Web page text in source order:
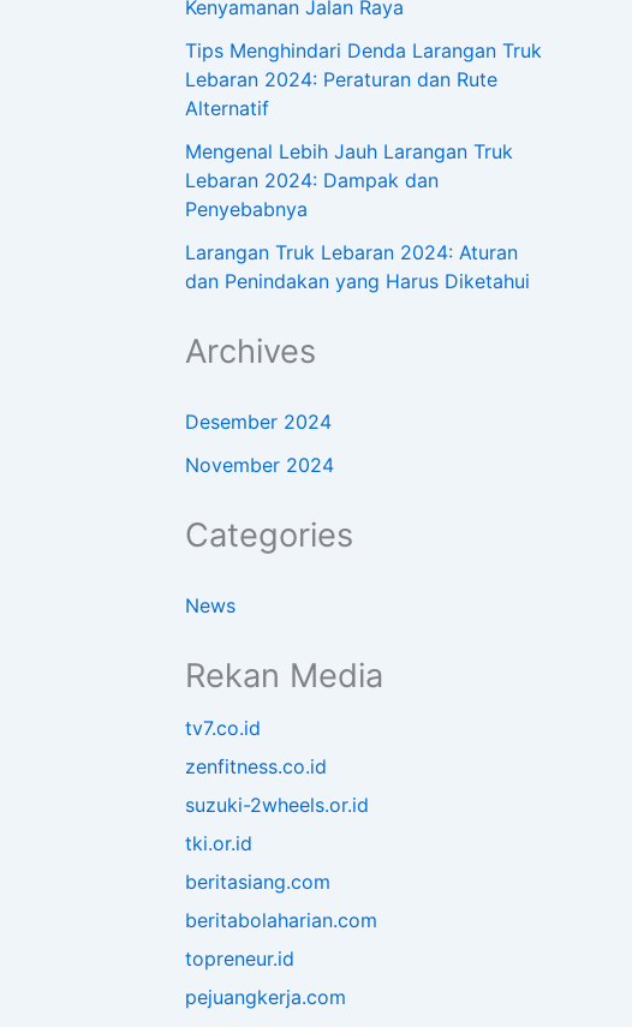
Kenyamanan Jalan Raya
Tips Menghindari Denda Larangan Truk
Lebaran 2024: Peraturan dan Rute
Alternatif
Mengenal Lebih Jauh Larangan Truk
Lebaran 2024: Dampak dan
Penyebabnya
Larangan Truk Lebaran 2024: Aturan
dan Penindakan yang Harus Diketahui
Archives
Desember 2024
November 2024
Categories
News
Rekan Media
tv7.co.id
zenfitness.co.id
suzuki-2wheels.or.id
tki.or.id
beritasiang.com
beritabolaharian.com
topreneur.id
pejuangkerja.com